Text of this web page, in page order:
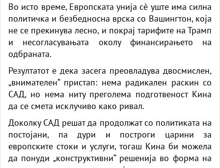
Во исто време, Европската унија сè уште има силна
политичка и безбедносна врска со Вашингтон, која
не се прекинува лесно, и покрај тарифите на Трамп
и несогласувањата околу финансирањето на
одбраната.
Резултатот е дека засега преовладува двосмислен,
„внимателен“ пристап: нема радикален раскин со
САД, но нема ниту преголема подготвеност Кина
да се смета исклучиво како ривал.
Доколку САД решат да продолжат со политиката на
постојани, па дури и построги царини за
европските стоки и услуги, тогаш Кина би можела
да понуди „конструктивни“ решенија во форма на